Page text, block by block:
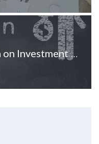
Yatırım Getirisi – Return on Investment (ROI) Nedir?